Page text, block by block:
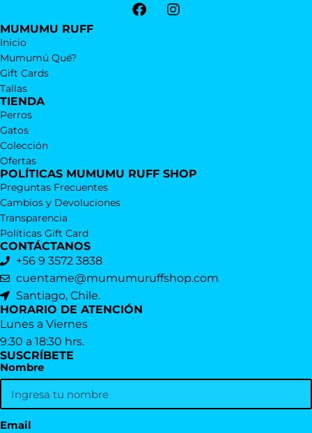
MUMUMU RUFF
Inicio
Mumumú Qué?
Gift Cards
Tallas
TIENDA
Perros
Gatos
Colección
Ofertas
POLÍTICAS MUMUMU RUFF SHOP
Preguntas Frecuentes
Cambios y Devoluciones
Transparencia
Políticas Gift Card
CONTÁCTANOS
+56 9 3572 3838
cuentame@mumumuruffshop.com
Santiago, Chile.
HORARIO DE ATENCIÓN
Lunes a Viernes
9:30 a 18:30 hrs.
SUSCRÍBETE
Nombre
Email